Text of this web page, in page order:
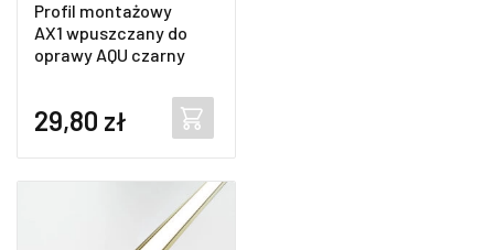
Profil montażowy
AX1 wpuszczany do
oprawy AQU czarny
29,80 zł